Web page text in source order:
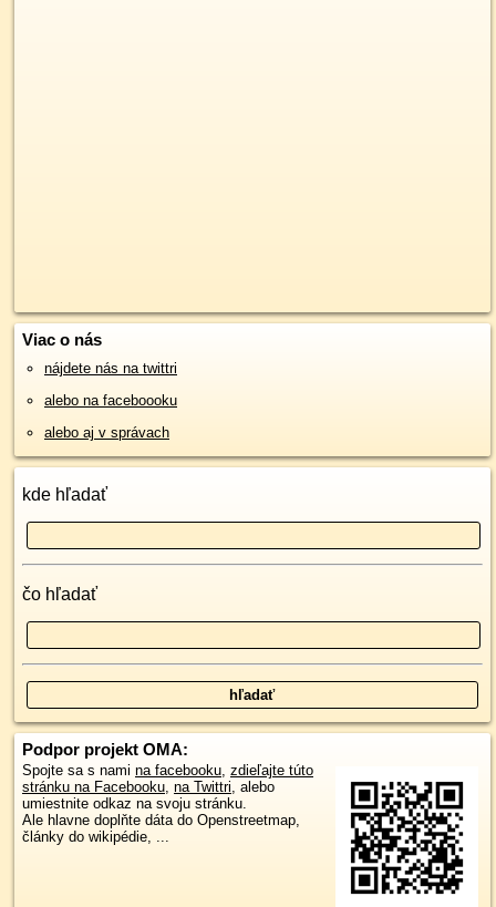
Viac o nás
nájdete nás na twittri
alebo na faceboooku
alebo aj v správach
kde hľadať
čo hľadať
Podpor projekt OMA:
Spojte sa s nami na facebooku, zdieľajte túto
stránku na Facebooku, na Twittri, alebo
umiestnite odkaz na svoju stránku.
Ale hlavne doplňte dáta do Openstreetmap,
články do wikipédie, ...